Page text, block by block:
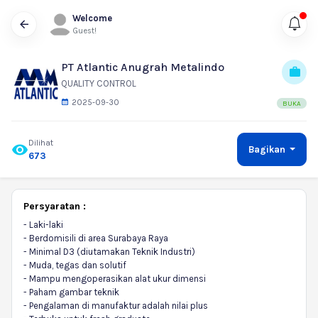
Welcome
Guest!
PT Atlantic Anugrah Metalindo
QUALITY CONTROL
2025-09-30 BUKA
Dilihat
673
Bagikan
Persyaratan :
- Laki-laki
- Berdomisili di area Surabaya Raya
- Minimal D3 (diutamakan Teknik Industri)
- Muda, tegas dan solutif
- Mampu mengoperasikan alat ukur dimensi
- Paham gambar teknik
- Pengalaman di manufaktur adalah nilai plus